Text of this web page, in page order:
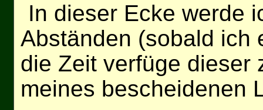
In dieser Ecke werde
Abständen (sobald ich
die Zeit verfüge dieser
meines bescheidenen